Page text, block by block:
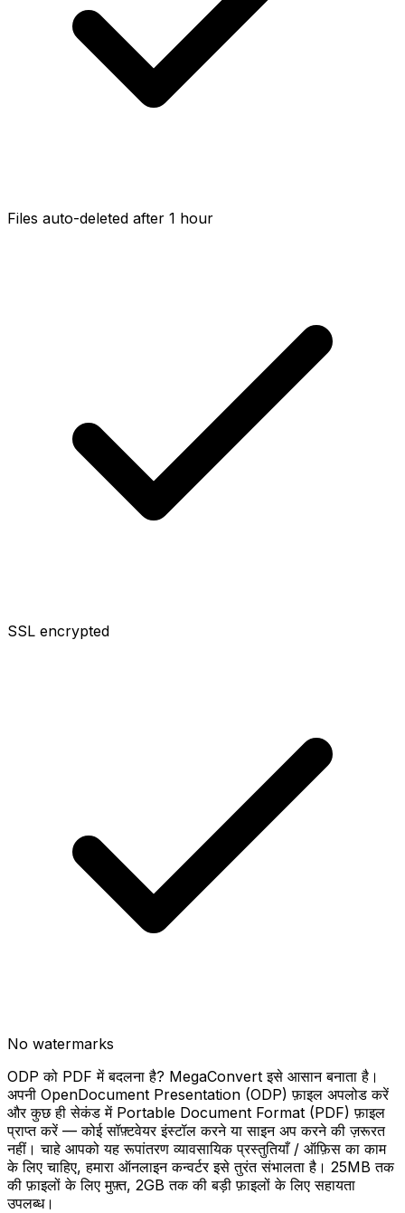
Files auto-deleted after 1 hour
SSL encrypted
No watermarks
ODP को PDF में बदलना है? MegaConvert इसे आसान बनाता है।
अपनी OpenDocument Presentation (ODP) फ़ाइल अपलोड करें
और कुछ ही सेकंड में Portable Document Format (PDF) फ़ाइल
प्राप्त करें — कोई सॉफ़्टवेयर इंस्टॉल करने या साइन अप करने की ज़रूरत
नहीं। चाहे आपको यह रूपांतरण व्यावसायिक प्रस्तुतियाँ / ऑफ़िस का काम
के लिए चाहिए, हमारा ऑनलाइन कन्वर्टर इसे तुरंत संभालता है। 25MB तक
की फ़ाइलों के लिए मुफ़्त, 2GB तक की बड़ी फ़ाइलों के लिए सहायता
उपलब्ध।